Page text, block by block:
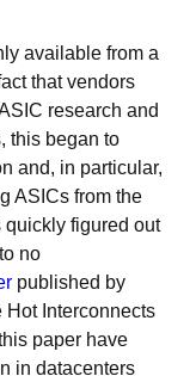
available from a
that vendors
research and
this began to
and, in particular,
ASICs from the
quickly figured out
no
published by
Hot Interconnects
paper have
in datacenters